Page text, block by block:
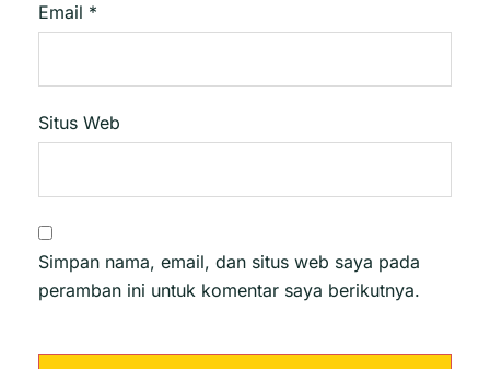
Email *
Situs Web
Simpan nama, email, dan situs web saya pada
peramban ini untuk komentar saya berikutnya.